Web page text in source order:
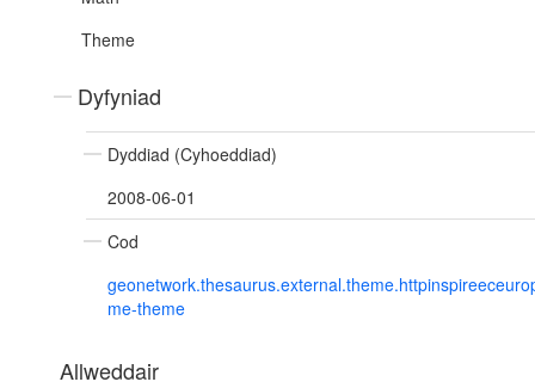
Theme
Dyfyniad
Dyddiad (Cyhoeddiad)
2008-06-01
Cod
me-theme
Allweddair